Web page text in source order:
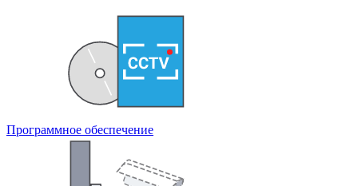
Программное обеспечение